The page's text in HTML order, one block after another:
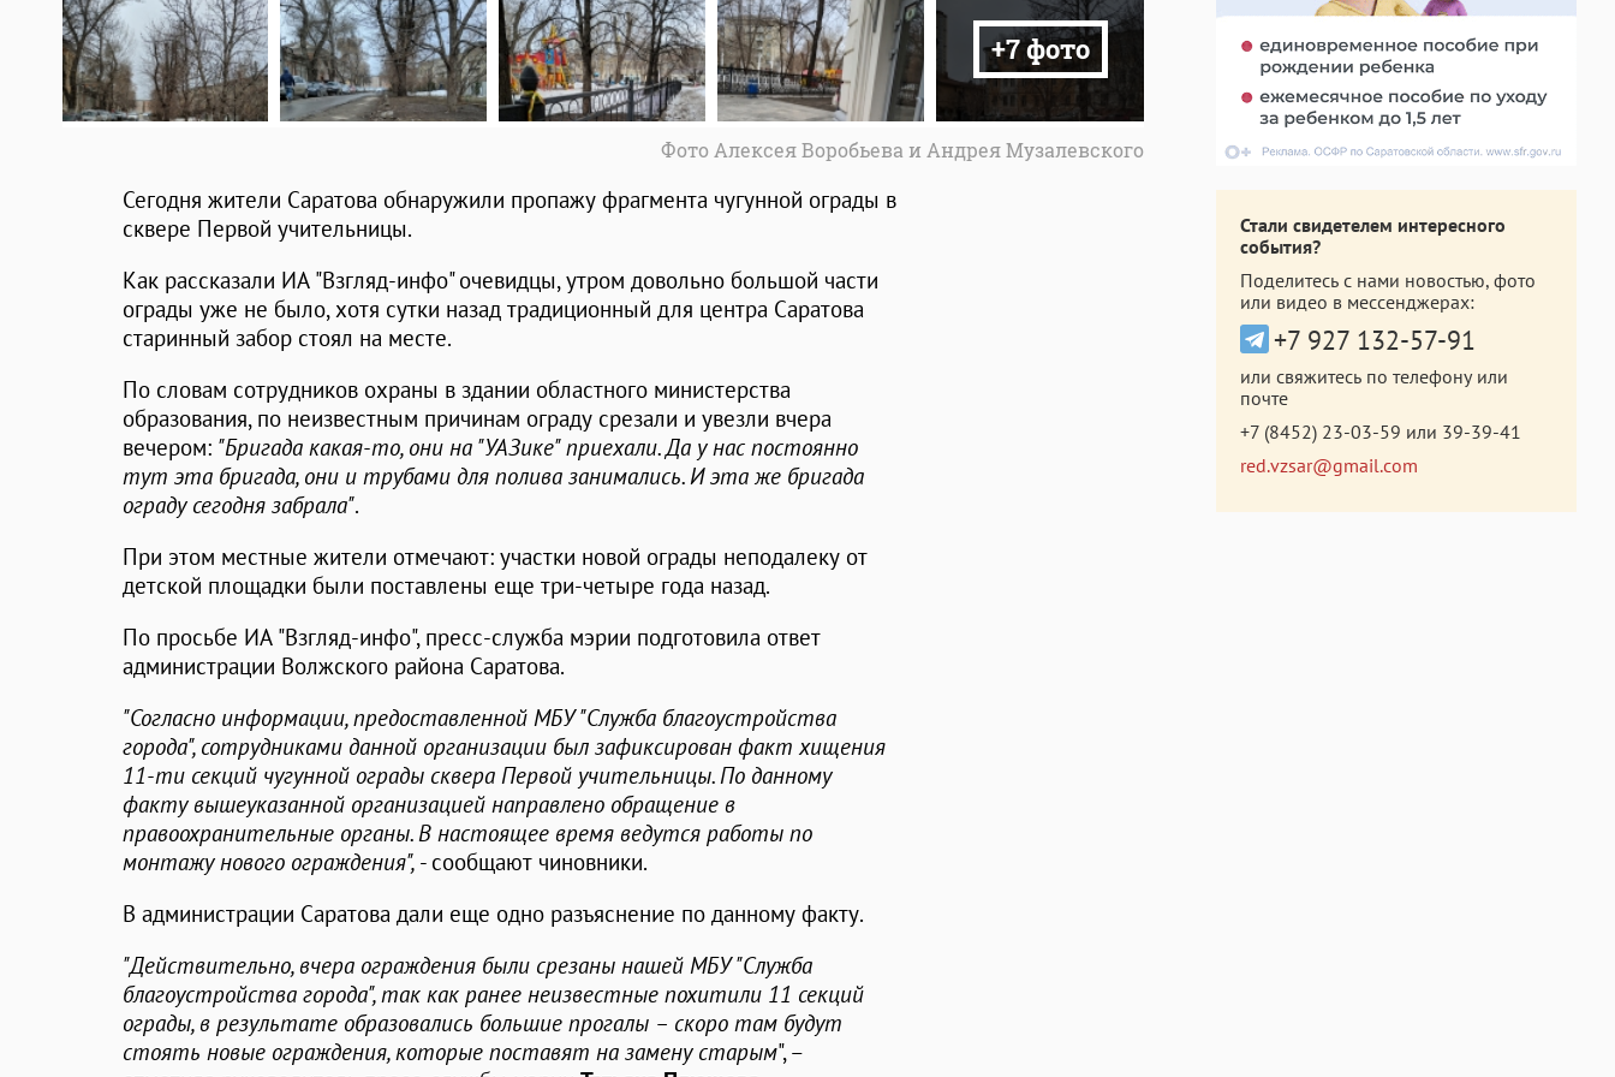
+7 фото
Фото Алексея Воробьева и Андрея Музалевского
Сегодня жители Саратова обнаружили пропажу фрагмента чугунной ограды в
сквере Первой учительницы.
Как рассказали ИА "Взгляд-инфо" очевидцы, утром довольно большой части
ограды уже не было, хотя сутки назад традиционный для центра Саратова
старинный забор стоял на месте.
По словам сотрудников охраны в здании областного министерства
образования, по неизвестным причинам ограду срезали и увезли вчера
вечером: "Бригада какая-то, они на "УАЗике" приехали. Да у нас постоянно
тут эта бригада, они и трубами для полива занимались. И эта же бригада
ограду сегодня забрала".
При этом местные жители отмечают: участки новой ограды неподалеку от
детской площадки были поставлены еще три-четыре года назад.
По просьбе ИА "Взгляд-инфо", пресс-служба мэрии подготовила ответ
администрации Волжского района Саратова.
"Согласно информации, предоставленной МБУ "Служба благоустройства
города", сотрудниками данной организации был зафиксирован факт хищения
11-ти секций чугунной ограды сквера Первой учительницы. По данному
факту вышеуказанной организацией направлено обращение в
правоохранительные органы. В настоящее время ведутся работы по
монтажу нового ограждения", - сообщают чиновники.
В администрации Саратова дали еще одно разъяснение по данному факту.
"Действительно, вчера ограждения были срезаны нашей МБУ "Служба
благоустройства города", так как ранее неизвестные похитили 11 секций
ограды, в результате образовались большие прогалы – скоро там будут
стоять новые ограждения, которые поставят на замену старым", –
Стали свидетелем интересного
события?
Поделитесь с нами новостью, фото
или видео в мессенджерах:
+7 927 132-57-91
или свяжитесь по телефону или
почте
+7 (8452) 23-03-59 или 39-39-41
red.vzsar@gmail.com